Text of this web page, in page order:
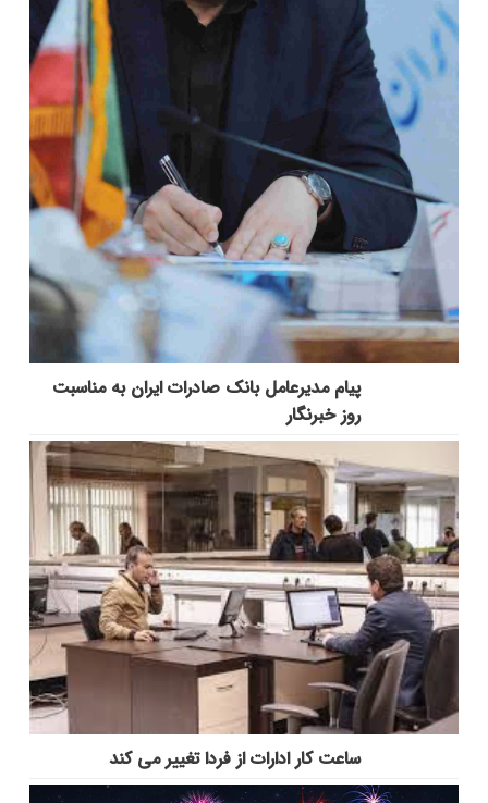
پیام مدیرعامل بانک صادرات ایران به مناسبت
روز خبرنگار
ساعت کار ادارات از فردا تغییر می کند